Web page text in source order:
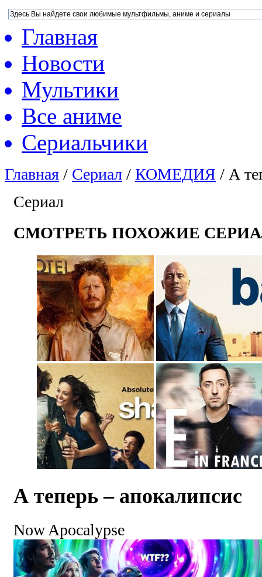
Главная
Новости
Мультики
Все аниме
Сериальчики
Главная / Сериал / КОМЕДИЯ / А
Сериал
СМОТРЕТЬ ПОХОЖИЕ
А теперь – апокалипсис
Now Apocalypse